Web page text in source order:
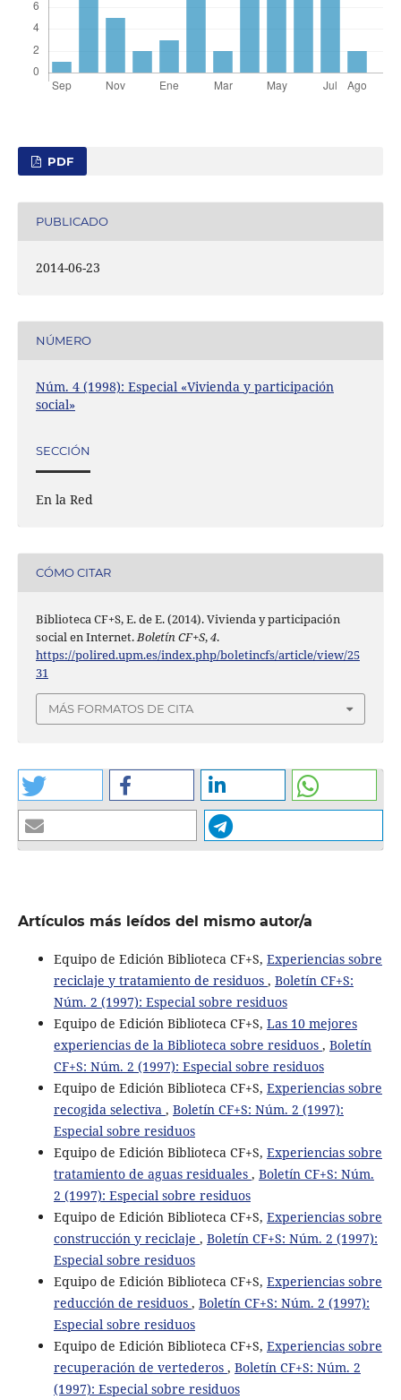
PDF
PUBLICADO
2014-06-23
NÚMERO
Núm. 4 (1998): Especial «Vivienda y participación
social»
SECCIÓN
En la Red
CÓMO CITAR
Biblioteca CF+S, E. de E. (2014). Vivienda y participación
social en Internet.Boletín CF+S,4.
https://polired.upm.es/index.php/boletincfs/article/view/25
31
MÁS FORMATOS DE CITA
Artículos más leídos del mismo autor/a
Equipo de Edición Biblioteca CF+S, Experiencias sobre
reciclaje y tratamiento de residuos , Boletín CF+S:
Núm. 2 (1997): Especial sobre residuos
Equipo de Edición Biblioteca CF+S, Las 10 mejores
experiencias de la Biblioteca sobre residuos , Boletín
CF+S: Núm. 2 (1997): Especial sobre residuos
Equipo de Edición Biblioteca CF+S, Experiencias sobre
recogida selectiva , Boletín CF+S: Núm. 2 (1997):
Especial sobre residuos
Equipo de Edición Biblioteca CF+S, Experiencias sobre
tratamiento de aguas residuales , Boletín CF+S: Núm.
2 (1997): Especial sobre residuos
Equipo de Edición Biblioteca CF+S, Experiencias sobre
construcción y reciclaje , Boletín CF+S: Núm. 2 (1997):
Especial sobre residuos
Equipo de Edición Biblioteca CF+S, Experiencias sobre
reducción de residuos , Boletín CF+S: Núm. 2 (1997):
Especial sobre residuos
Equipo de Edición Biblioteca CF+S, Experiencias sobre
recuperación de vertederos , Boletín CF+S: Núm. 2
(1997): Especial sobre residuos